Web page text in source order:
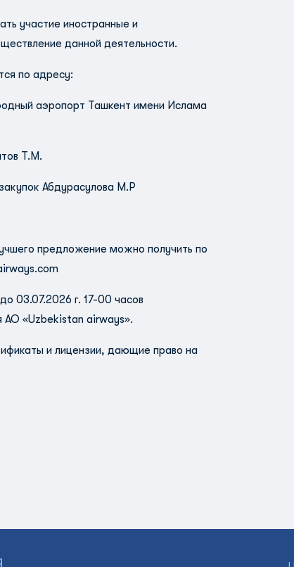
участие иностранные и
данной деятельности.
по адресу:
аэропорт Ташкент имени Ислама
Т.М.
Абдурасулова М.Р
предложение можно получить по
03.07.2026 г. 17-00 часов
АО «Uzbekistan airways».
и лицензии, дающие право на